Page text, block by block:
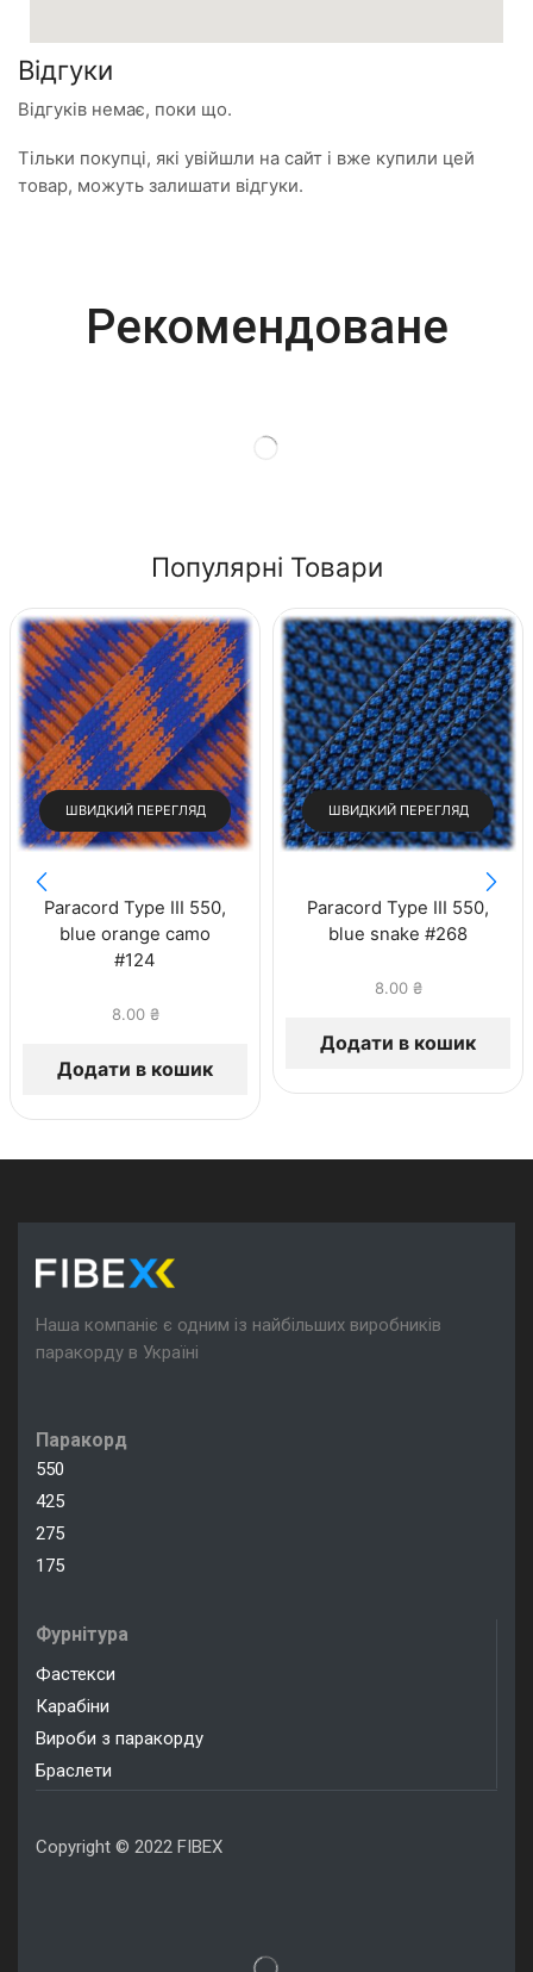
Відгуки
Відгуків немає, поки що.
Тільки покупці, які увійшли на сайт і вже купили цей
товар, можуть залишати відгуки.
Powerbank
Рекомендоване
Популярні Товари
ШВИДКИЙ ПЕРЕГЛЯД
Paracord Type III 550,
blue orange camo
#124
8.00₴
Додати в кошик
ШВИДКИЙ ПЕРЕГЛЯД
Paracord Type III 550,
blue snake #268
8.00₴
Додати в кошик
Наша компаніє є одним із найбільших виробників
паракорду в Україні
Паракорд
550
425
275
175
Фурнітура
Фастекси
Карабіни
Вироби з паракорду
Браслети
Copyright © 2022 FIBEX